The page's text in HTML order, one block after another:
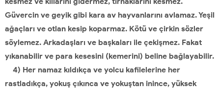
Güvercin ve geyik gibi kara av hayvanlarını avlamaz. Yeşil
ağaçları ve otlan kesip koparmaz. Kötü ve çirkin sözler
söylemez. Arkadaşları ve başkaları ile çekişmez. Fakat
yıkanabilir ve para kesesini (kemerini) beline bağlayabilir.
4) Her namaz kıldıkça ve yolcu kafilelerine her
rastladıkça, yokuş çıkınca ve yokuştan inince, yüksek